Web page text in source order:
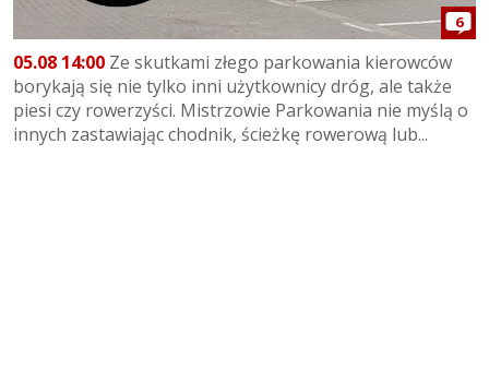
6
05.08 14:00 Ze skutkami złego parkowania kierowców
borykają się nie tylko inni użytkownicy dróg, ale także
piesi czy rowerzyści. Mistrzowie Parkowania nie myślą o
innych zastawiając chodnik, ścieżkę rowerową lub...